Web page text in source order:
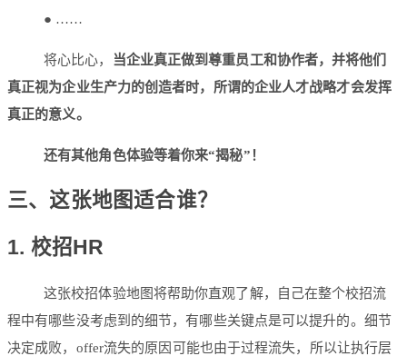
● ……
将心比心，
当企业真正做到尊重员工和协作者，并将他们
真正视为企业生产力的创造者时，所谓的企业人才战略才会发挥
真正的意义。
还有其他角色体验等着你来“揭秘”！
三、这张地图适合谁？
1. 校招HR
这张校招体验地图将帮助你直观了解，自己在整个校招流
程中有哪些没考虑到的细节，有哪些关键点是可以提升的。细节
决定成败，offer流失的原因可能也由于过程流失，所以让执行层